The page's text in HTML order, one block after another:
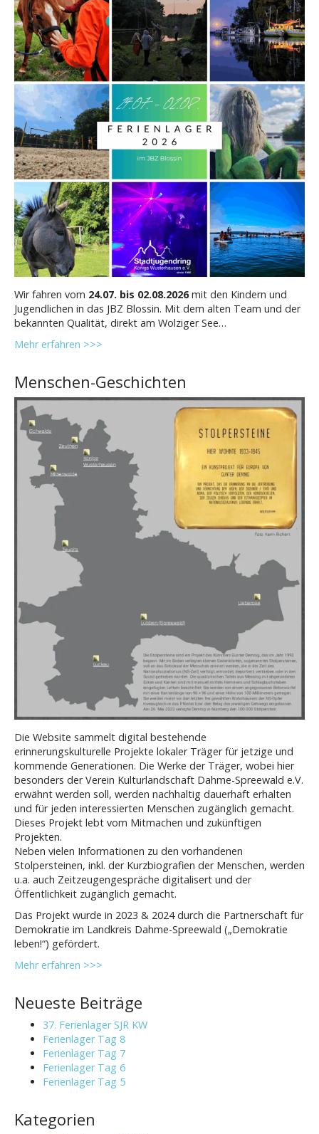
f
o
r
:
Wir fahren vom 24.07. bis 02.08.2026mit den Kindern und
Jugendlichen in das JBZ Blossin. Mit dem alten Team und der
bekannten Qualität, direkt am Wolziger See…
Mehr erfahren >>>
Menschen-Geschichten
Die Website sammelt digital bestehende
erinnerungskulturelle Projekte lokaler Träger für jetzige und
kommende Generationen. Die Werke der Träger, wobei hier
besonders der Verein Kulturlandschaft Dahme-Spreewald e.V.
erwähnt werden soll, werden nachhaltig dauerhaft erhalten
und für jeden interessierten Menschen zugänglich gemacht.
Dieses Projekt lebt vom Mitmachen und zukünftigen
Projekten.
Neben vielen Informationen zu den vorhandenen
Stolpersteinen, inkl. der Kurzbiografien der Menschen, werden
u.a. auch Zeitzeugengespräche digitalisert und der
Öffentlichkeit zugänglich gemacht.
Das Projekt wurde in 2023 & 2024 durch die Partnerschaft für
Demokratie im Landkreis Dahme-Spreewald („Demokratie
leben!“) gefördert.
Mehr erfahren >>>
Neueste Beiträge
37. Ferienlager SJR KW
Ferienlager Tag 8
Ferienlager Tag 7
Ferienlager Tag 6
Ferienlager Tag 5
Kategorien